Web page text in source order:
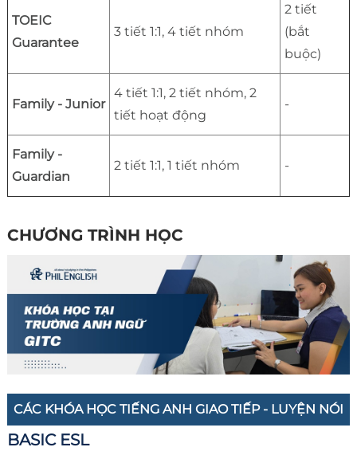
TOEIC
Guarantee
3 tiết 1:1, 4 tiết nhóm
2 tiết
(bắt
buộc)
Family - Junior
4 tiết 1:1, 2 tiết nhóm, 2
tiết hoạt động
-
Family -
Guardian
2 tiết 1:1, 1 tiết nhóm -
CHƯƠNG TRÌNH HỌC
CÁC KHÓA HỌC TIẾNG ANH GIAO TIẾP - LUYỆN NÓI
BASIC ESL